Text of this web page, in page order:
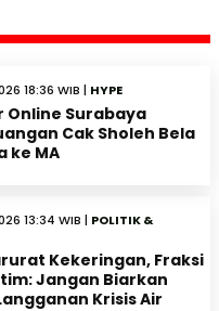
18:36 WIB | HYPE
Online Surabaya
Cak Sholeh Bela
ke MA
13:34 WIB | POLITIK &
Kekeringan, Fraksi
Jangan Biarkan
Krisis Air